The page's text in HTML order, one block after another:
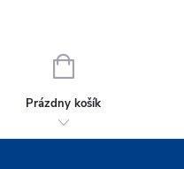
NÁKUPNÝ
Prázdny košík